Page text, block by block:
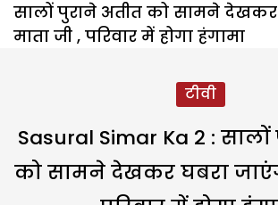
सालों पुराने अतीत को सामने देखकर
माता जी , परिवार में होगा हंगामा
टीवी
Sasural Simar Ka 2 :
को सामने देखकर घबरा